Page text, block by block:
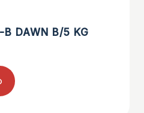
B DAWN B/5 KG